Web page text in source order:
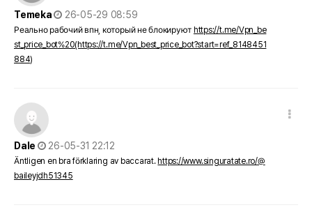
Temeka
작성일
26-05-29 08:59
Реально рабочий впн, который не блокируют https://t.me/Vpn_be
st_price_bot%20(https://t.me/Vpn_best_price_bot?start=ref_8148451
884)
Dale
작성일
26-05-31 22:12
Äntligen en bra förklaring av baccarat. https://www.singuratate.ro/@
baileyjdh51345